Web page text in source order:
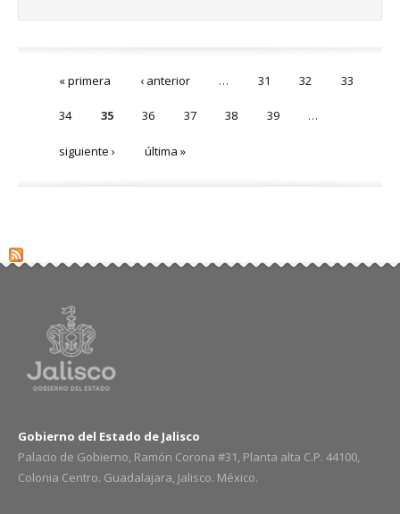
« primera ‹ anterior … 31 32 33
34 35 36 37 38 39 …
siguiente › última »
Gobierno del Estado de Jalisco
Palacio de Gobierno, Ramón Corona #31, Planta alta C.P. 44100,
Colonia Centro. Guadalajara, Jalisco. México.